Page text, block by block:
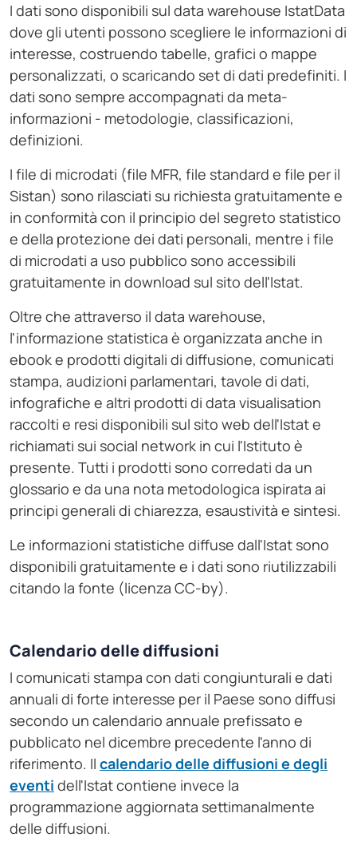
I dati sono disponibili sul data warehouse IstatData
dove gli utenti possono scegliere le informazioni di
interesse, costruendo tabelle, grafici o mappe
personalizzati, o scaricando set di dati predefiniti. I
dati sono sempre accompagnati da meta-
informazioni - metodologie, classificazioni,
definizioni.
I file di microdati (file MFR, file standard e file per il
Sistan) sono rilasciati su richiesta gratuitamente e
in conformità con il principio del segreto statistico
e della protezione dei dati personali, mentre i file
di microdati a uso pubblico sono accessibili
gratuitamente in download sul sito dell'Istat.
Oltre che attraverso il data warehouse,
l'informazione statistica è organizzata anche in
ebook e prodotti digitali di diffusione, comunicati
stampa, audizioni parlamentari, tavole di dati,
infografiche e altri prodotti di data visualisation
raccolti e resi disponibili sul sito web dell'Istat e
richiamati sui social network in cui l'Istituto è
presente. Tutti i prodotti sono corredati da un
glossario e da una nota metodologica ispirata ai
principi generali di chiarezza, esaustività e sintesi.
Le informazioni statistiche diffuse dall'Istat sono
disponibili gratuitamente e i dati sono riutilizzabili
citando la fonte (licenza CC-by).
Calendario delle diffusioni
I comunicati stampa con dati congiunturali e dati
annuali di forte interesse per il Paese sono diffusi
secondo un calendario annuale prefissato e
pubblicato nel dicembre precedente l'anno di
riferimento. Il calendario delle diffusioni e degli
eventi dell'Istat contiene invece la
programmazione aggiornata settimanalmente
delle diffusioni.